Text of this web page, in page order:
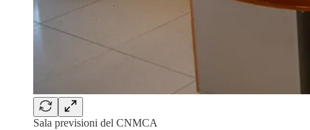
Sala previsioni del CNMCA